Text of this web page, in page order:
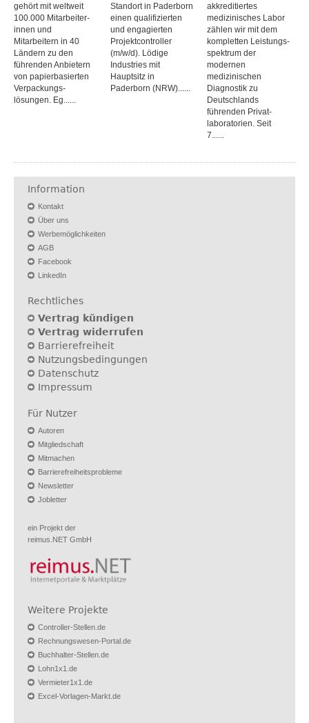
gehört mit weltweit
100.000 Mitarbeiter­
innen und
Mitarbeitern in 40
Ländern zu den
führenden Anbietern
von papier­basierten
Verpackungs­
lösungen. Eg......
Standort in Paderborn
einen qualifizierten
und engagierten
Projektcontroller
(m/w/d). Lödige
Industries mit
Hauptsitz in
Paderborn (NRW)......
akkreditiertes
medizinisches Labor
zählen wir mit dem
kompletten Leistungs­
spektrum der
modernen
medizinischen
Diagnostik zu
Deutschlands
führenden Privat­
laboratorien. Seit
7......
Information
Kontakt
Über uns
Werbemöglichkeiten
AGB
Facebook
LinkedIn
Rechtliches
Vertrag kündigen
Vertrag widerrufen
Barrierefreiheit
Nutzungsbedingungen
Datenschutz
Impressum
Für Nutzer
Autoren
Mitgliedschaft
Mitmachen
Barrierefreiheitsprobleme
Newsletter
Jobletter
ein Projekt der
reimus.NET GmbH
Weitere Projekte
Controller-Stellen.de
Rechnungswesen-Portal.de
Buchhalter-Stellen.de
Lohn1x1.de
Vermieter1x1.de
Excel-Vorlagen-Markt.de